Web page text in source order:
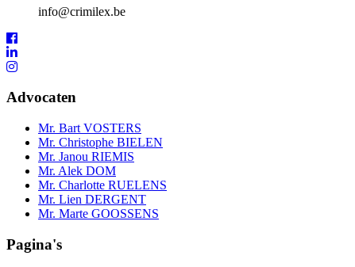
info@crimilex.be
Advocaten
Mr. Bart VOSTERS
Mr. Christophe BIELEN
Mr. Janou RIEMIS
Mr. Alek DOM
Mr. Charlotte RUELENS
Mr. Lien DERGENT
Mr. Marte GOOSSENS
Pagina's